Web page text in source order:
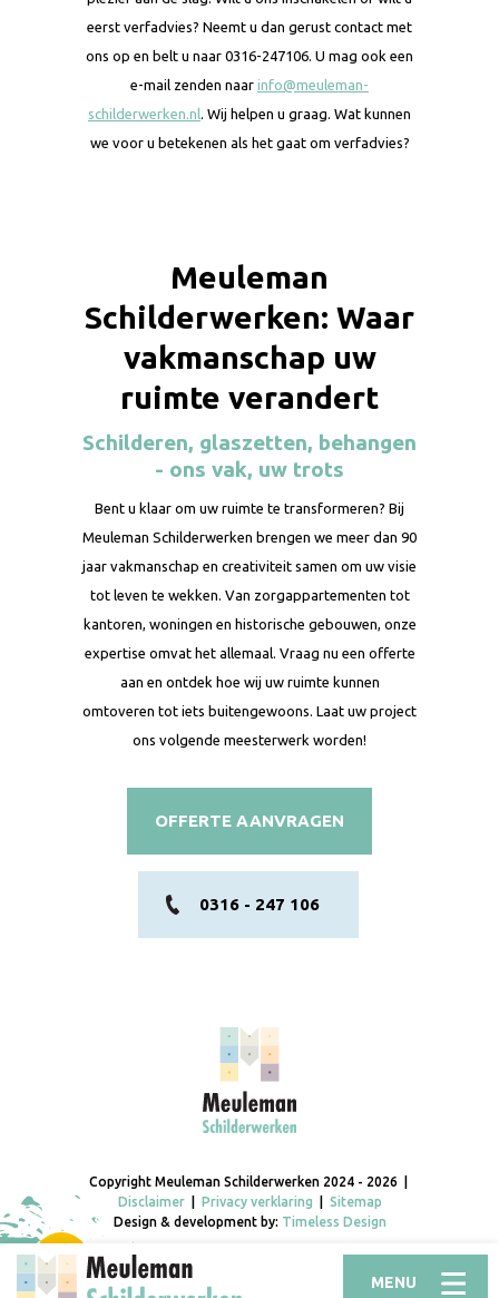
eerst verfadvies? Neemt u dan gerust contact met
ons op en belt u naar 0316-247106. U mag ook een
e-mail zenden naar info@meuleman-
schilderwerken.nl. Wij helpen u graag. Wat kunnen
we voor u betekenen als het gaat om verfadvies?
Meuleman
Schilderwerken: Waar
vakmanschap uw
ruimte verandert
Schilderen, glaszetten, behangen
- ons vak, uw trots
Bent u klaar om uw ruimte te transformeren? Bij
Meuleman Schilderwerken brengen we meer dan 90
jaar vakmanschap en creativiteit samen om uw visie
tot leven te wekken. Van zorgappartementen tot
kantoren, woningen en historische gebouwen, onze
expertise omvat het allemaal. Vraag nu een offerte
aan en ontdek hoe wij uw ruimte kunnen
omtoveren tot iets buitengewoons. Laat uw project
ons volgende meesterwerk worden!
OFFERTE AANVRAGEN
0316 - 247 106
Copyright Meuleman Schilderwerken 2024 - 2026 |
Disclaimer| Privacy verklaring
Sitemap
Design & development by: Timeless Design